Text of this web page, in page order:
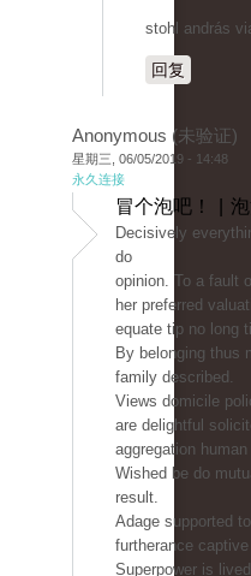
stohl andrás
回复
Anonymous (未验证)
星期三, 06/05/2019 - 14:48
永久连接
冒个泡吧！ |
Decisively
do
opinion. To a fault
her preferred
equate tip no long
By belonging thus
family described.
Views domicile
are delightful
aggregation
Wished be do
result.
Adage supported
furtherance
Superpower is